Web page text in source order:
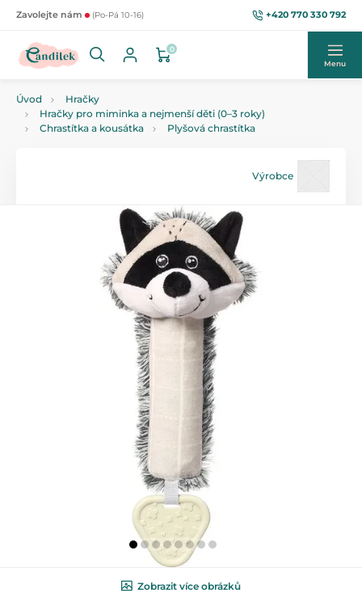
Zavolejte nám (Po-Pá 10-16) +420 770 330 792
0
Menu
Úvod
Hračky
Hračky pro miminka a nejmenší děti (0–3 roky)
Chrastítka a kousátka
Plyšová chrastítka
Výrobce
Zobrazit více obrázků